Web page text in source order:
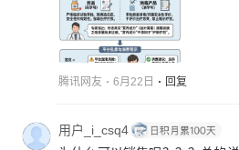
腾讯网友 6月22日 回复
用户_i_csq4